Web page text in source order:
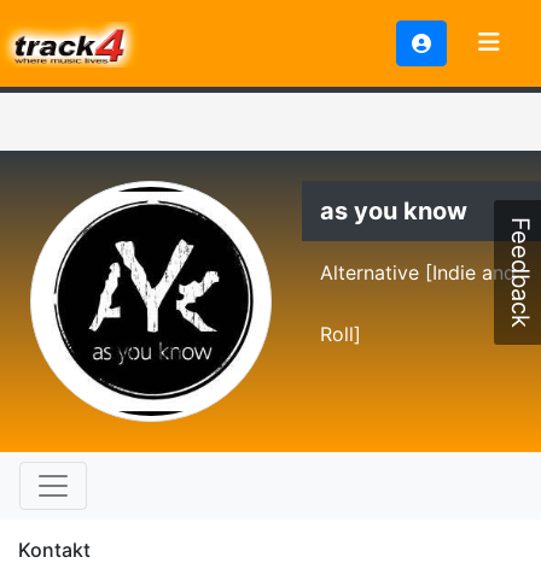
as you know
Alternative [Indie and
Roll]
Kontakt
Feedback